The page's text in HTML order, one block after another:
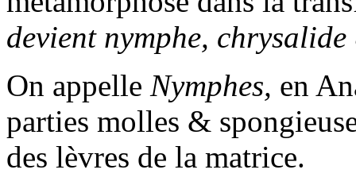
devient nymphe,
On appelle Nymphes, en
parties molles &
des lèvres de la matrice.